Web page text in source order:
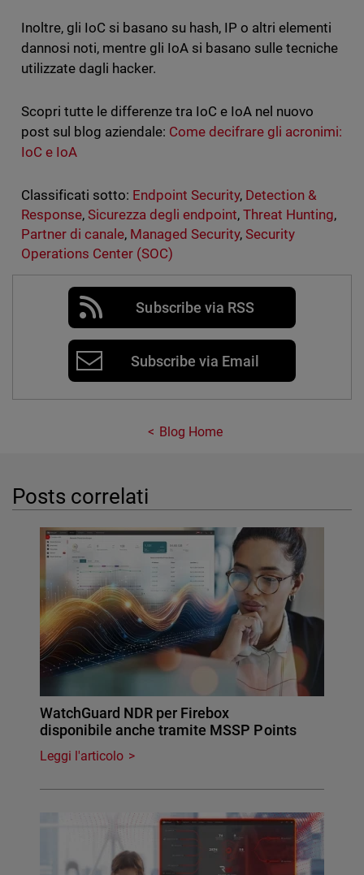
Inoltre, gli IoC si basano su hash, IP o altri elementi
dannosi noti, mentre gli IoA si basano sulle tecniche
utilizzate dagli hacker.
Scopri tutte le differenze tra IoC e IoA nel nuovo
post sul blog aziendale: Come decifrare gli acronimi:
IoC e IoA
Classificati sotto: Endpoint Security, Detection &
Response, Sicurezza degli endpoint,Threat Hunting,
Partner di canale, Managed Security,Security
Operations Center (SOC)
Subscribe via RSS
Subscribe via Email
Blog Home
Posts correlati
WatchGuard NDR per Firebox
disponibile anche tramite MSSP Points
Leggi l'articolo